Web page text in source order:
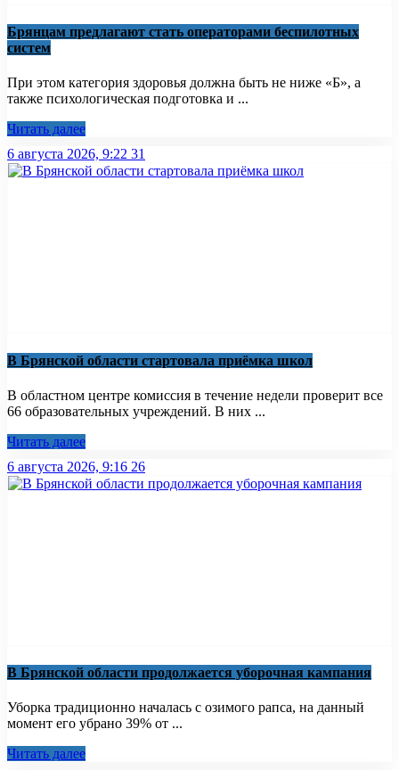
Брянцам предлагают стать оперaторами бeспилотных
систeм
При этом категория здоровья должна быть не ниже «Б», а
также психологическая подготовка и ...
Читать далее
6 августа 2026, 9:22 31
В Брянской области стартовала приёмка школ
В областном центре комиссия в течение недели проверит все
66 образовательных учреждений. В них ...
Читать далее
6 августа 2026, 9:16 26
В Брянской области продолжается уборочная кампания
Уборка традиционно началась с озимого рапса, на данный
момент его убрано 39% от ...
Читать далее